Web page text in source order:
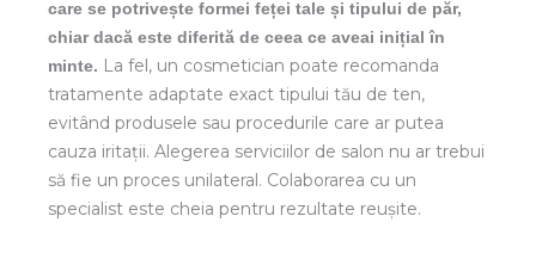
care se potrivește formei feței tale și tipului de păr,
chiar dacă este diferită de ceea ce aveai inițial în
minte. La fel, un cosmetician poate recomanda
tratamente adaptate exact tipului tău de ten,
evitând produsele sau procedurile care ar putea
cauza iritații. Alegerea serviciilor de salon nu ar trebui
să fie un proces unilateral. Colaborarea cu un
specialist este cheia pentru rezultate reușite.